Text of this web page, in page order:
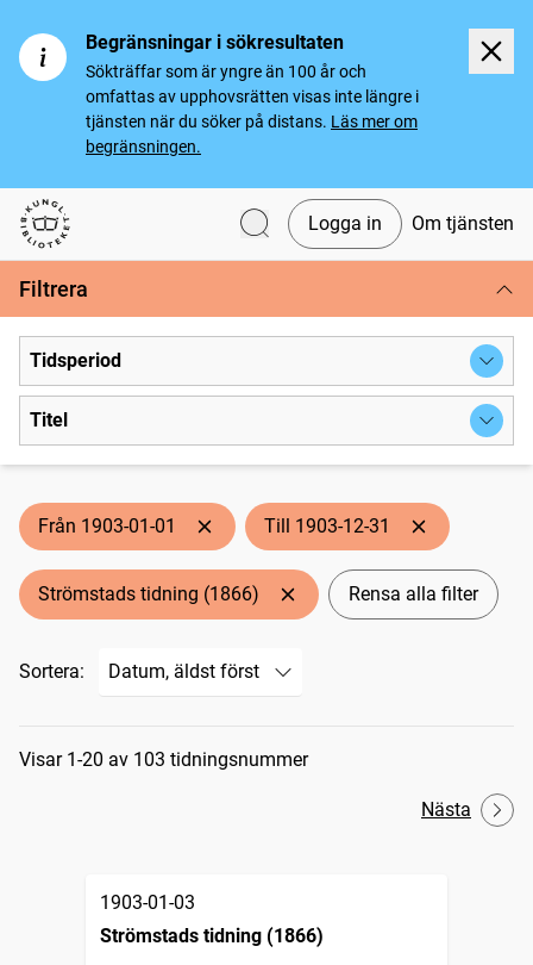
Begränsningar i sökresultaten
Sökträffar som är yngre än 100 år och
omfattas av upphovsrätten visas inte längre i
tjänsten när du söker på distans. Läs mer om
begränsningen.
Svenska tidningar
Logga in Om tjänsten
Filtrera
Tidsperiod
Titel
Från 1903-01-01 Till 1903-12-31
Strömstads tidning (1866) Rensa alla filter
Sortera:
Sökresultat
Visar 1-20 av 103 tidningsnummer
Nästa
1903-01-03
Strömstads tidning (1866)